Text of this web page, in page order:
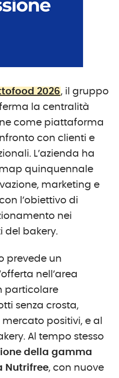
2026, il gruppo
la centralità
come piattaforma
con clienti e
L’azienda ha
quinquennale
marketing e
l’obiettivo di
nei
del bakery.
prevede un
nell’area
particolare
senza crosta,
positivi, e al
Al tempo stesso
della gamma
Nutrifree, con nuove